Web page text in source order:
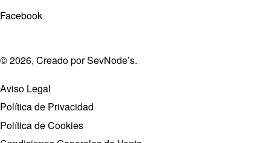
Facebook
© 2026, Creado porSevNode’s.
Aviso Legal
Política de Privacidad
Política de Cookies